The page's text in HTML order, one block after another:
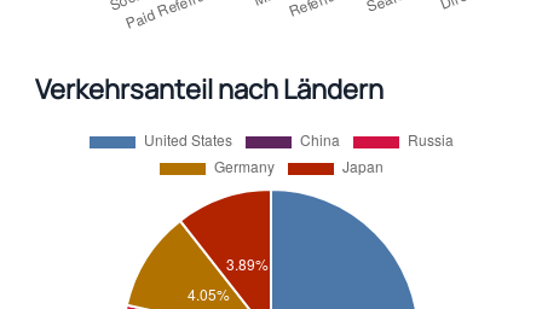
Verkehrsanteil nach Ländern